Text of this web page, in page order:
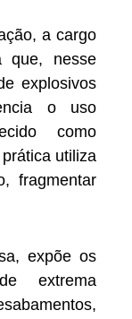
a cargo
que, nesse
explosivos
o uso
como
utiliza
fragmentar
expõe os
extrema